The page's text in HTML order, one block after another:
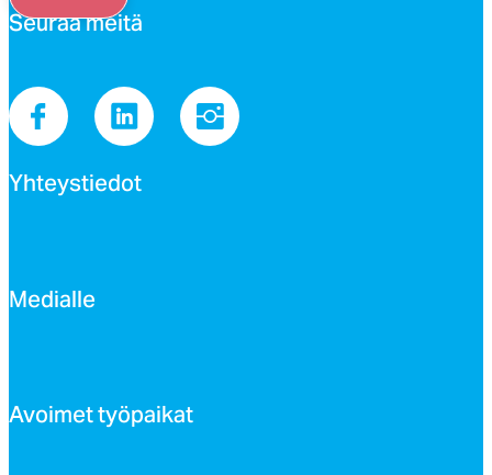
Seu­raa mei­tä
Yh­teys­tie­dot
Me­dial­le
Avoi­met työ­pai­kat